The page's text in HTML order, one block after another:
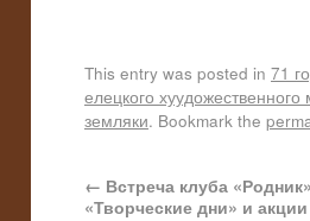
This entry was posted in 71
елецкого хуудожественного
земляки. Bookmark the
← Встреча клуба
«Творческие дни» и